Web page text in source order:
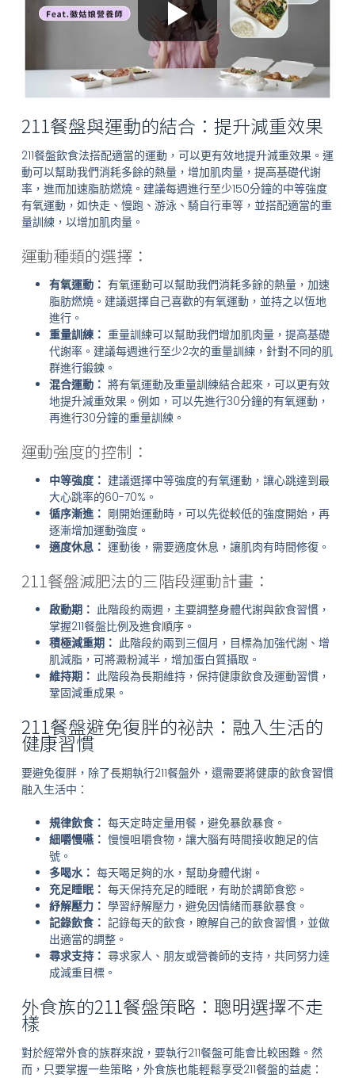
211餐盤與運動的結合：提升減重效果
211餐盤飲食法搭配適當的運動，可以更有效地提升減重效果。運
動可以幫助我們消耗多餘的熱量，增加肌肉量，提高基礎代謝
率，進而加速脂肪燃燒。建議每週進行至少150分鐘的中等強度
有氧運動，如快走、慢跑、游泳、騎自行車等，並搭配適當的重
量訓練，以增加肌肉量。
運動種類的選擇：
有氧運動： 有氧運動可以幫助我們消耗多餘的熱量，加速
脂肪燃燒。建議選擇自己喜歡的有氧運動，並持之以恆地
進行。
重量訓練： 重量訓練可以幫助我們增加肌肉量，提高基礎
代謝率。建議每週進行至少2次的重量訓練，針對不同的肌
群進行鍛鍊。
混合運動： 將有氧運動及重量訓練結合起來，可以更有效
地提升減重效果。例如，可以先進行30分鐘的有氧運動，
再進行30分鐘的重量訓練。
運動強度的控制：
中等強度： 建議選擇中等強度的有氧運動，讓心跳達到最
大心跳率的60-70%。
循序漸進： 剛開始運動時，可以先從較低的強度開始，再
逐漸增加運動強度。
適度休息： 運動後，需要適度休息，讓肌肉有時間修復。
211餐盤減肥法的三階段運動計畫：
啟動期： 此階段約兩週，主要調整身體代謝與飲食習慣，
掌握211餐盤比例及進食順序。
積極減重期： 此階段約兩到三個月，目標為加強代謝、增
肌減脂，可將澱粉減半，增加蛋白質攝取。
維持期： 此階段為長期維持，保持健康飲食及運動習慣，
鞏固減重成果。
211餐盤避免復胖的祕訣：融入生活的
健康習慣
要避免復胖，除了長期執行211餐盤外，還需要將健康的飲食習慣
融入生活中：
規律飲食： 每天定時定量用餐，避免暴飲暴食。
細嚼慢嚥： 慢慢咀嚼食物，讓大腦有時間接收飽足的信
號。
多喝水： 每天喝足夠的水，幫助身體代謝。
充足睡眠： 每天保持充足的睡眠，有助於調節食慾。
紓解壓力： 學習紓解壓力，避免因情緒而暴飲暴食。
記錄飲食： 記錄每天的飲食，瞭解自己的飲食習慣，並做
出適當的調整。
尋求支持： 尋求家人、朋友或營養師的支持，共同努力達
成減重目標。
外食族的211餐盤策略：聰明選擇不走
樣
對於經常外食的族群來說，要執行211餐盤可能會比較困難。然
而，只要掌握一些策略，外食族也能輕鬆享受211餐盤的益處：